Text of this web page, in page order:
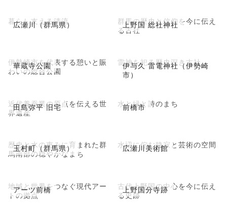
広瀬川（群馬県）
暮らし支える清流 上野国 総社神社
群馬の歴史と信仰を今に伝え
る古社
華蔵寺公園
伊勢崎市を代表する憩いと賑
わいの総合公園
伊与久 雷電神社（伊勢崎
市）
雷神を祀る歴史深き古社
田島弥平 旧宅
近代養蚕業の原点を伝える世
界遺産
前橋市
水と緑と詩のまち
玉村町（群馬県）
歴史と水の恵みに育まれた群
馬南部の穏やかなまち
広瀬川美術館
水辺に佇む静寂と芸術の空間
アーツ前橋
地域と世界をつなぐ現代アー
トの拠点
上野国分寺跡
古代上野国の中心を今に伝え
る史跡